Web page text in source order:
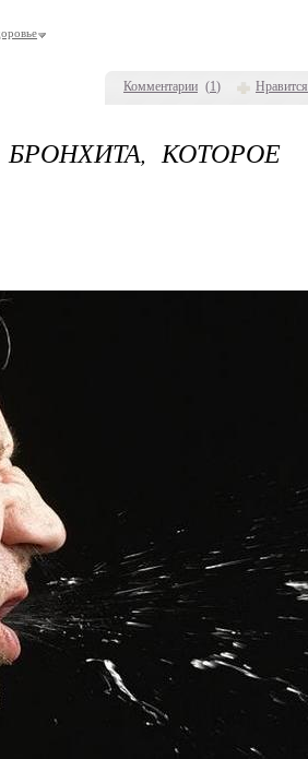
Комментарии (1) Нравится
КОТОРОЕ